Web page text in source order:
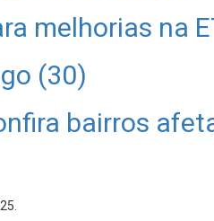
melhorias na
(30)
bairros